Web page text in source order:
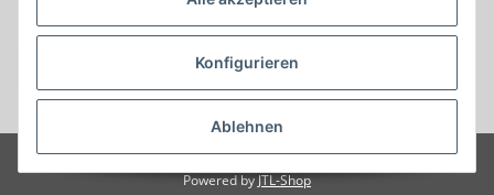
Konfigurieren
Ablehnen
Vertrag widerrufen
* Alle Preise inkl. gesetzlicher USt., zzgl.Versand
© MN Land- und Forsttechnik
Powered byJTL-Shop